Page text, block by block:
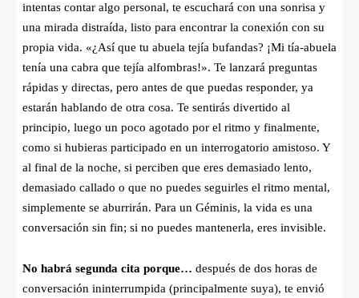
intentas contar algo personal, te escuchará con una sonrisa y
una mirada distraída, listo para encontrar la conexión con su
propia vida. «¿Así que tu abuela tejía bufandas? ¡Mi tía-abuela
tenía una cabra que tejía alfombras!». Te lanzará preguntas
rápidas y directas, pero antes de que puedas responder, ya
estarán hablando de otra cosa. Te sentirás divertido al
principio, luego un poco agotado por el ritmo y finalmente,
como si hubieras participado en un interrogatorio amistoso. Y
al final de la noche, si perciben que eres demasiado lento,
demasiado callado o que no puedes seguirles el ritmo mental,
simplemente se aburrirán. Para un Géminis, la vida es una
conversación sin fin; si no puedes mantenerla, eres invisible.
No habrá segunda cita porque… después de dos horas de
conversación ininterrumpida (principalmente suya), te envió